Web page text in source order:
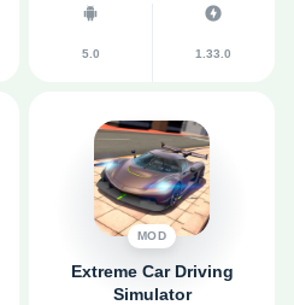
5.0 1.33.0
MOD
Extreme Car Driving
Simulator